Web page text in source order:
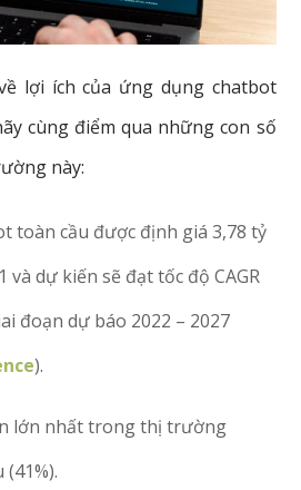
lợi ích của ứng dụng chatbot
cùng điểm qua những con số
này:
toàn cầu được định giá 3,78 tỷ
và dự kiến ​​sẽ đạt tốc độ CAGR
đoạn dự báo 2022 – 2027
).
lớn nhất trong thị trường